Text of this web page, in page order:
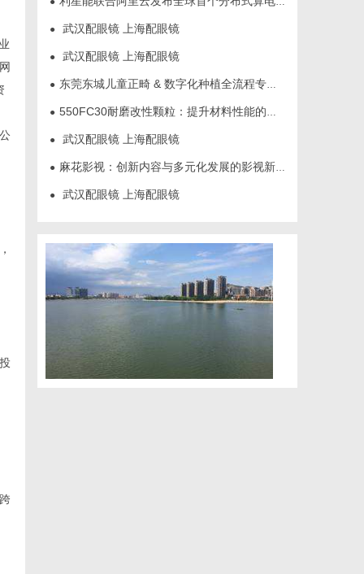
● 武汉配眼镜 上海配眼镜
● 武汉配眼镜 上海配眼镜
● 东莞东城儿童正畸 & 数字化种植全流程专业科普指南
● 550FC30耐磨改性颗粒：提升材料性能的新选择
● 武汉配眼镜 上海配眼镜
● 麻花影视：创新内容与多元化发展的影视新势力
● 武汉配眼镜 上海配眼镜